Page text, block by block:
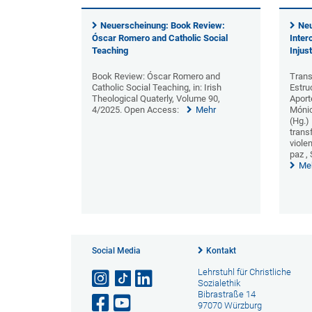
Neuerscheinung: Book Review:
Óscar Romero and Catholic Social
Teaching
Book Review: Óscar Romero and
Catholic Social Teaching, in: Irish
Theological Quaterly, Volume 90,
4/2025. Open Access:
Mehr
paz ,
Social Media Kontakt
Lehrstuhl für Christliche
Sozialethik
Bibrastraße 14
97070 Würzburg